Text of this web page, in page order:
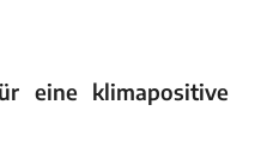
eine klimapositive